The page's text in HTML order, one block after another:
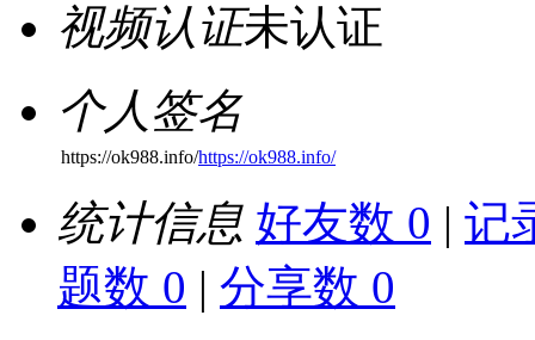
视频认证未认证
个人签名
https://ok988.info/https://ok988.info/
统计信息 好友数 0 | 记
题数 0 | 分享数 0